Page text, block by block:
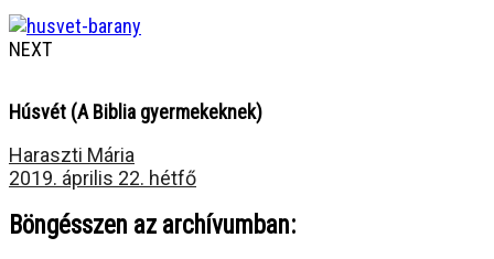
NEXT
Húsvét (A Biblia gyermekeknek)
Haraszti Mária
2019. április 22. hétfő
Böngésszen az archívumban: